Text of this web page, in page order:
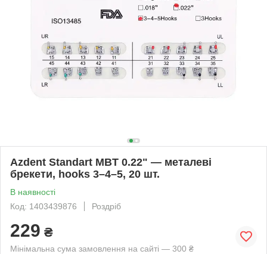
Azdent Standart MBT 0.22" — металеві
брекети, hooks 3–4–5, 20 шт.
В наявності
Код: 1403439876
Роздріб
229 ₴
Мінімальна сума замовлення на сайті — 300 ₴